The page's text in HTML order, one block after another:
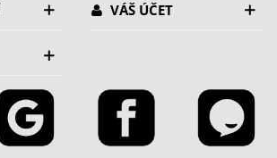
VÁŠ ÚČET